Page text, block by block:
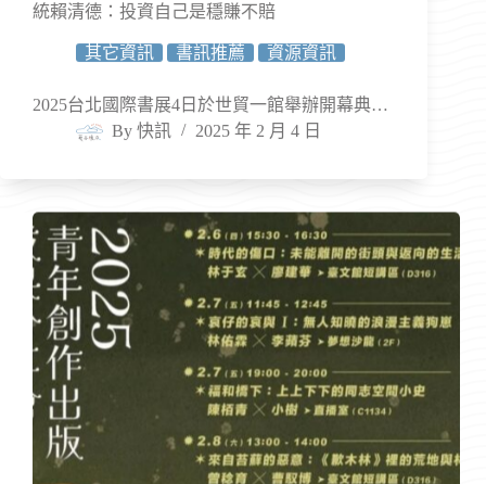
統賴清德：投資自己是穩賺不賠
其它資訊 書訊推薦 資源資訊
2025台北國際書展4日於世貿一館舉辦開幕典…
By 快訊 2025 年 2 月 4 日